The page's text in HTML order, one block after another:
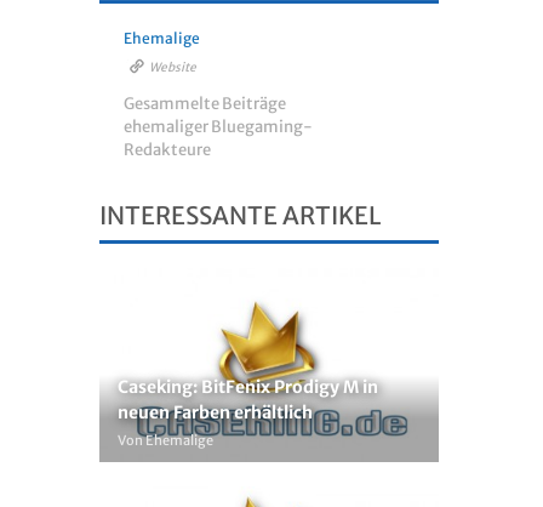
Ehemalige
Website
Gesammelte Beiträge
ehemaliger Bluegaming-
Redakteure
INTERESSANTE ARTIKEL
Caseking: BitFenix Prodigy M in
neuen Farben erhältlich
Von Ehemalige